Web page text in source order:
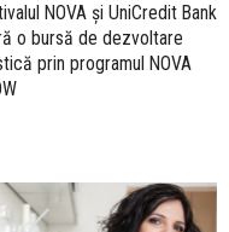
NOVA și UniCredit Bank
o bursă de dezvoltare
prin programul NOVA